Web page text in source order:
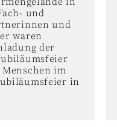
und
und
waren
der
im
in